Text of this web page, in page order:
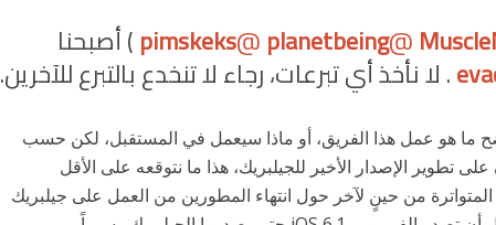
@
planetbeing
@
pimskeks) أصبحنا
. لا نأخذ أي تبرعات، رجاء لا تنخدع بالتبرع للآخرين.
ما هو عمل هذا الفريق، أو ماذا سيعمل في المستقبل، لكن حسب
تطوير الإصدار الأخير للجيلبريك، هذا ما نتوقعه على الأقل
من حينٍ لآخر حول انتهاء المطورين من العمل على جيلبريك